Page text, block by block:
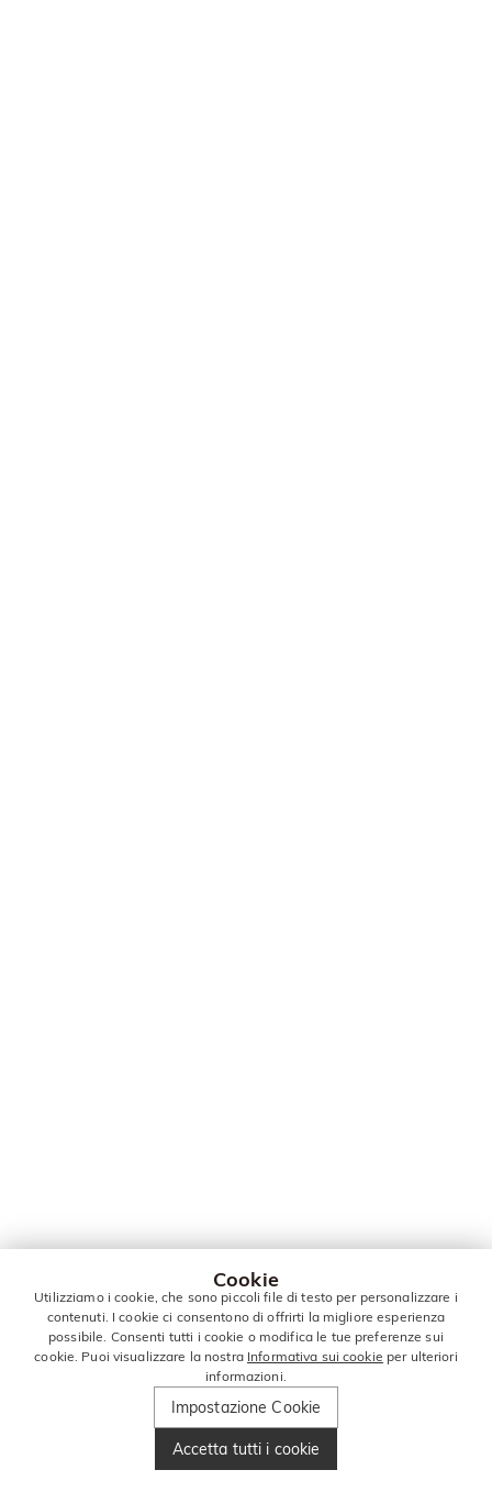
Cookie
Utilizziamo i cookie, che sono piccoli file di testo per personalizzare i
contenuti. I cookie ci consentono di offrirti la migliore esperienza
possibile. Consenti tutti i cookie o modifica le tue preferenze sui
cookie. Puoi visualizzare la nostra Informativa sui cookie per ulteriori
informazioni.
Impostazione Cookie
Accetta tutti i cookie